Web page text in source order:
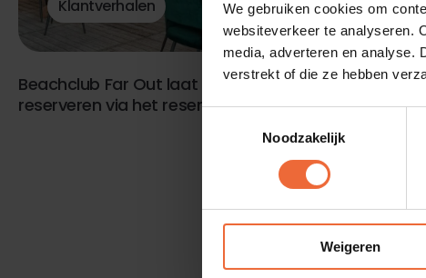
We gebruiken cookies om
websiteverkeer te analyseren.
media, adverteren en analyse.
verstrekt of die ze hebben
Noodzakelijk
Weigeren
Klantverhalen
Beachclub Far Out laat strandbedden
reserveren via het reserveringssysteem